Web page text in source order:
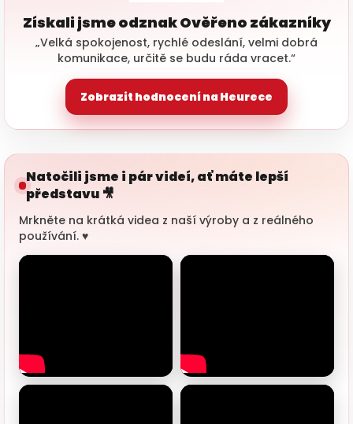
Získali jsme odznak Ověřeno zákazníky
„Velká spokojenost, rychlé odeslání, velmi dobrá
komunikace, určitě se budu ráda vracet.“
Zobrazit hodnocení na Heurece
Natočili jsme i pár videí, ať máte lepší
představu 🎥
Mrkněte na krátká videa z naší výroby a z reálného
používání. ♥️